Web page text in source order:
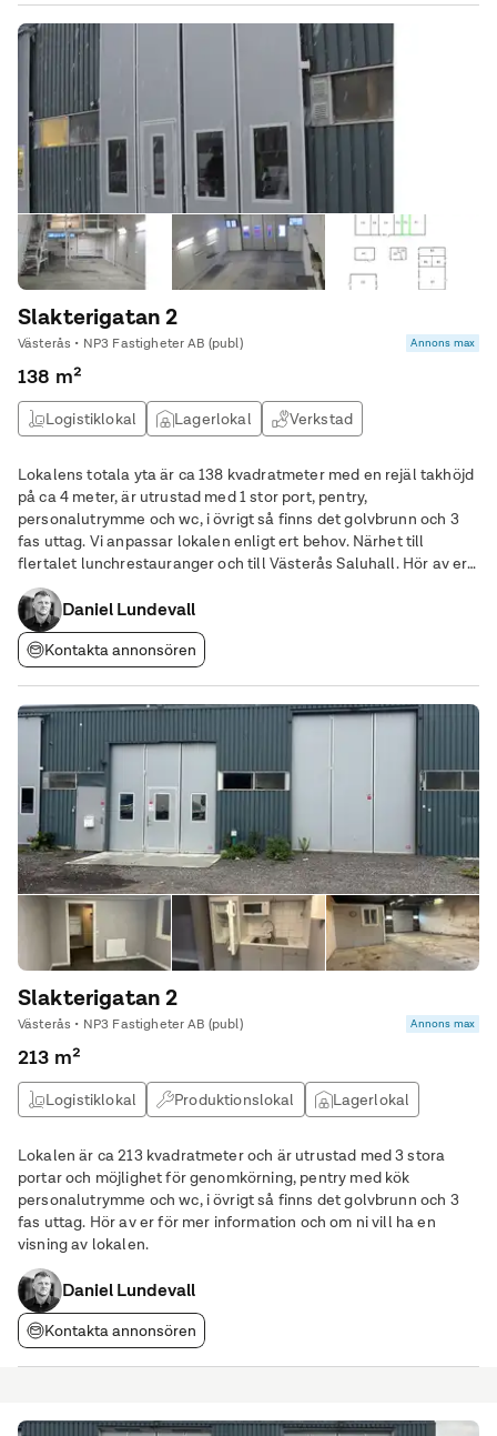
Slakterigatan 2
Västerås • NP3 Fastigheter AB (publ) Annons max
138 m²
Logistiklokal Lagerlokal Verkstad
Lokalens totala yta är ca 138 kvadratmeter med en rejäl takhöjd
på ca 4 meter, är utrustad med 1 stor port, pentry,
personalutrymme och wc, i övrigt så finns det golvbrunn och 3
fas uttag. Vi anpassar lokalen enligt ert behov. Närhet till
flertalet lunchrestauranger och till Västerås Saluhall. Hör av er
för mer information och om ni vill ha en visning av lokalen.
Daniel Lundevall
Kontakta annonsören
Slakterigatan 2
Västerås • NP3 Fastigheter AB (publ) Annons max
213 m²
Logistiklokal Produktionslokal
Lagerlokal
Lokalen är ca 213 kvadratmeter och är utrustad med 3 stora
portar och möjlighet för genomkörning, pentry med kök
personalutrymme och wc, i övrigt så finns det golvbrunn och 3
fas uttag. Hör av er för mer information och om ni vill ha en
visning av lokalen.
Daniel Lundevall
Kontakta annonsören